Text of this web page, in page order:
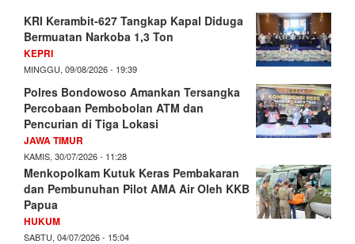
KRI Kerambit-627 Tangkap Kapal Diduga
Bermuatan Narkoba 1,3 Ton
KEPRI
MINGGU, 09/08/2026 - 19:39
Polres Bondowoso Amankan Tersangka
Percobaan Pembobolan ATM dan
Pencurian di Tiga Lokasi
JAWA TIMUR
KAMIS, 30/07/2026 - 11:28
Menkopolkam Kutuk Keras Pembakaran
dan Pembunuhan Pilot AMA Air Oleh KKB
Papua
HUKUM
SABTU, 04/07/2026 - 15:04